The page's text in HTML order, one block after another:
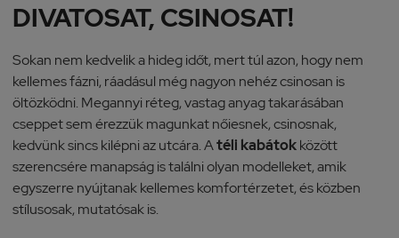
DIVATOSAT, CSINOSAT!
Sokan nem kedvelik a hideg időt, mert túl azon, hogy nem
kellemes fázni, ráadásul még nagyon nehéz csinosan is
öltözködni. Megannyi réteg, vastag anyag takarásában
cseppet sem érezzük magunkat nőiesnek, csinosnak,
kedvünk sincs kilépni az utcára. Atéli kabátokközött
szerencsére manapság is találni olyan modelleket, amik
egyszerre nyújtanak kellemes komfortérzetet, és közben
stílusosak, mutatósak is.